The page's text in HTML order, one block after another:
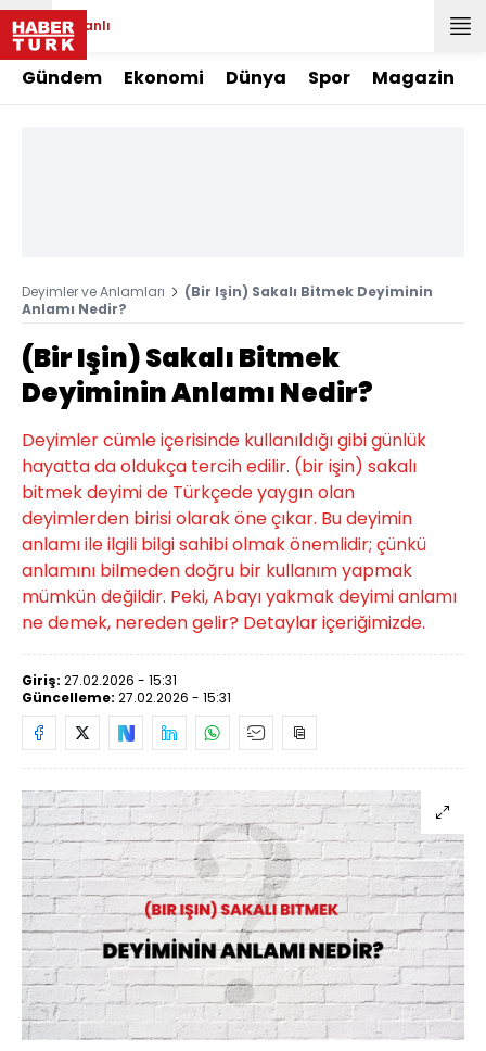
Canlı
Gündem Ekonomi Dünya Spor Magazin
Deyimler ve Anlamları
(Bir Işin) Sakalı Bitmek Deyiminin
Anlamı Nedir?
(Bir Işin) Sakalı Bitmek
Deyiminin Anlamı Nedir?
Deyimler cümle içerisinde kullanıldığı gibi günlük
hayatta da oldukça tercih edilir. (bir işin) sakalı
bitmek deyimi de Türkçede yaygın olan
deyimlerden birisi olarak öne çıkar. Bu deyimin
anlamı ile ilgili bilgi sahibi olmak önemlidir; çünkü
anlamını bilmeden doğru bir kullanım yapmak
mümkün değildir. Peki, Abayı yakmak deyimi anlamı
ne demek, nereden gelir? Detaylar içeriğimizde.
Giriş: 27.02.2026 - 15:31
Güncelleme: 27.02.2026 - 15:31